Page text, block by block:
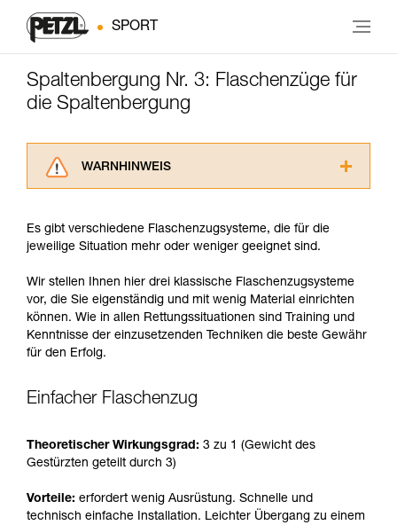
SPORT
Spaltenbergung Nr. 3: Flaschenzüge für
die Spaltenbergung
WARNHINWEIS
aufmerksam durch, bevor Sie diesen zu Rate
ziehen. Um diese Zusatzinformationen
der Gebrauchsanweisung enthaltenen
Informationen richtig verstanden haben.
Die Beherrschung dieser Techniken setzt eine
entsprechende Ausbildung und ein spezielles
Training voraus. Prüfen Sie zusammen mit
Vorgang alleine sicher zu wiederholen, bevor
verbundenen Techniken. Möglicherweise gibt es
noch andere Techniken, die hier nicht
Es gibt verschiedene Flaschenzugsysteme, die für die
jeweilige Situation mehr oder weniger geeignet sind.
Wir stellen Ihnen hier drei klassische Flaschenzugsysteme
vor, die Sie eigenständig und mit wenig Material einrichten
können. Wie in allen Rettungssituationen sind Training und
Kenntnisse der einzusetzenden Techniken die beste Gewähr
für den Erfolg.
Einfacher Flaschenzug
Theoretischer Wirkungsgrad: 3 zu 1 (Gewicht des
Gestürzten geteilt durch 3)
Vorteile: erfordert wenig Ausrüstung. Schnelle und
technisch einfache Installation. Leichter Übergang zu einem